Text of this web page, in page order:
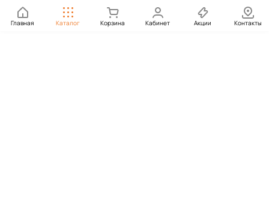
Главная Каталог Корзина Кабинет Акции Контакты